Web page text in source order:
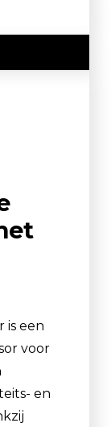
is een
voor
en